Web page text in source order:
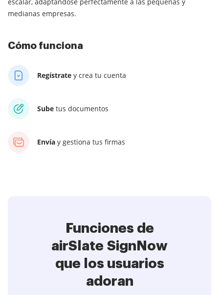
medianas empresas.
Cómo funciona
Regístrate y crea tu cuenta
Sube tus documentos
Envía y gestiona tus firmas
Funciones de
airSlate SignNow
que los usuarios
adoran